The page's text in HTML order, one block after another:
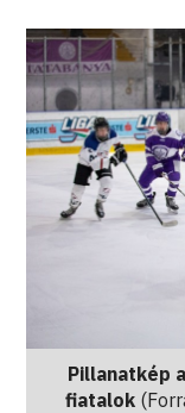
Pillanatkép
fiatalok